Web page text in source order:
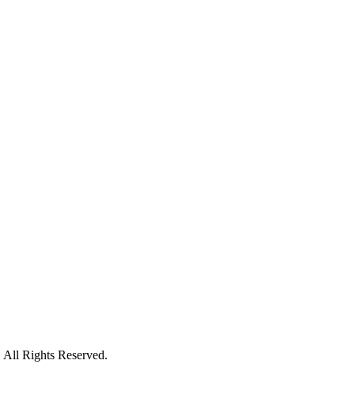
All Rights Reserved.